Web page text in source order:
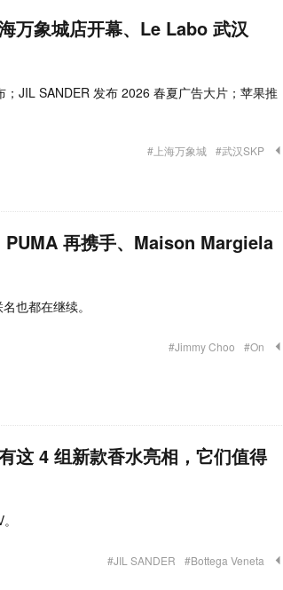
万象城店开幕、Le Labo 武汉
JIL SANDER 发布 2026 春夏广告大片；苹果推
#上海万象城 #武汉SKP
再携手、Maison Margiela
也都在继续。
#Jimmy Choo #On
这 4 组新款香水亮相，它们值得
#JIL SANDER #Bottega Veneta